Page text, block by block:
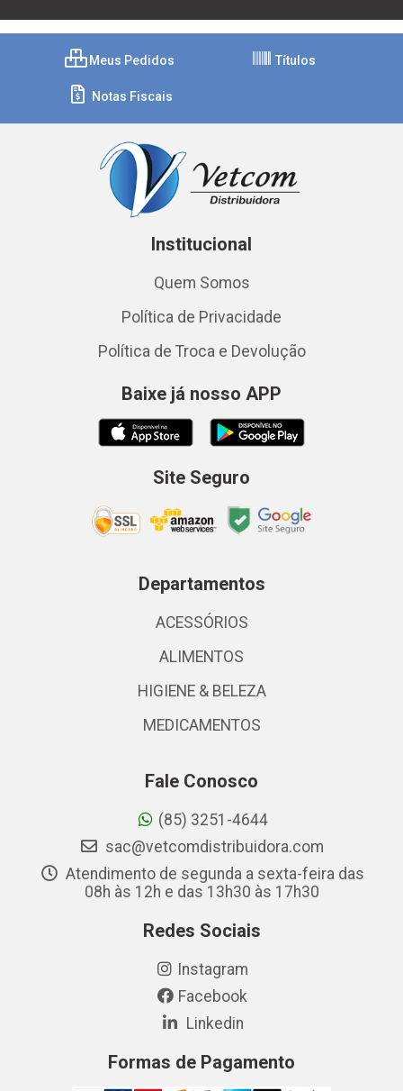
Meus Pedidos Títulos
Notas Fiscais
Institucional
Quem Somos
Política de Privacidade
Política de Troca e Devolução
Baixe já nosso APP
Site Seguro
Departamentos
ACESSÓRIOS
ALIMENTOS
HIGIENE & BELEZA
MEDICAMENTOS
Fale Conosco
(85) 3251-4644
sac@vetcomdistribuidora.com
Atendimento de segunda a sexta-feira das
08h às 12h e das 13h30 às 17h30
Redes Sociais
Instagram
Facebook
Linkedin
Formas de Pagamento